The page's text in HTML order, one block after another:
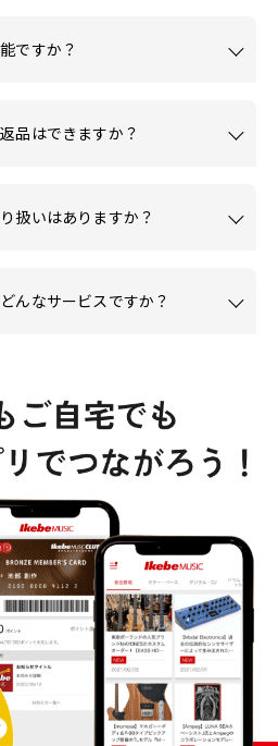
ですか？
品はできますか？
扱いはありますか？
んなサービスですか？